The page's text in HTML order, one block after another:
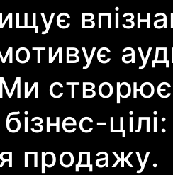
цілі:
продажу.